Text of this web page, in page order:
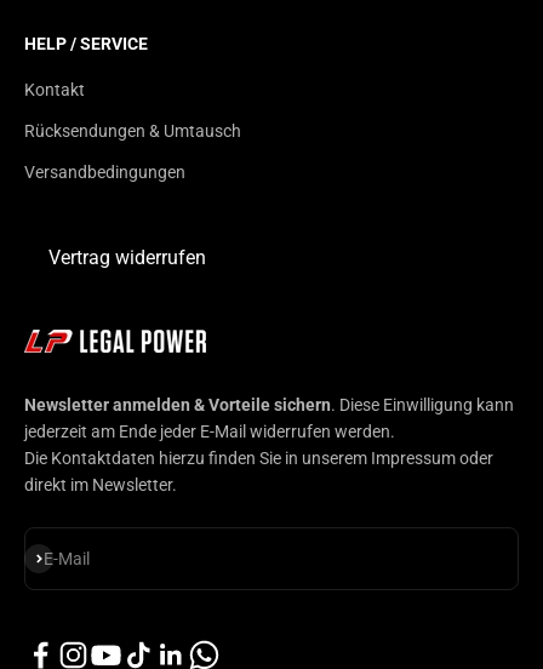
HELP / SERVICE
Kontakt
Rücksendungen & Umtausch
Versandbedingungen
Vertrag widerrufen
Newsletter anmelden & Vorteile sichern. Diese Einwilligung kann
jederzeit am Ende jeder E-Mail widerrufen werden.
Die Kontaktdaten hierzu finden Sie in unserem Impressum oder
direkt im Newsletter.
E-Mail
Abonnieren